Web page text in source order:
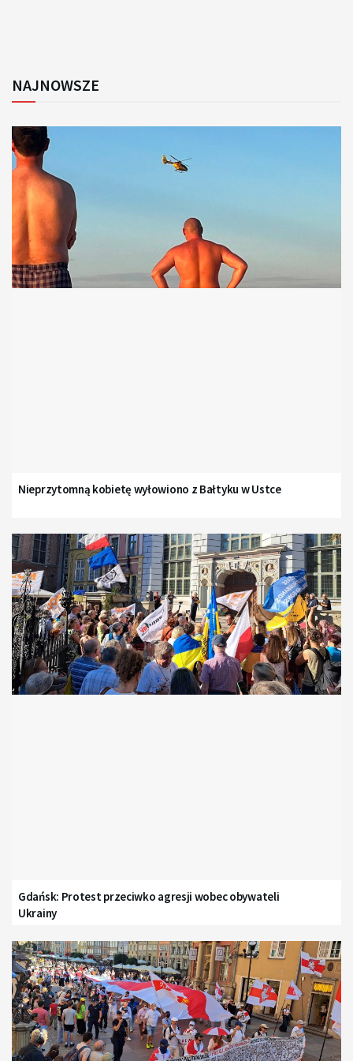
NAJNOWSZE
Nieprzytomną kobietę wyłowiono z Bałtyku w Ustce
Gdańsk: Protest przeciwko agresji wobec obywateli
Ukrainy